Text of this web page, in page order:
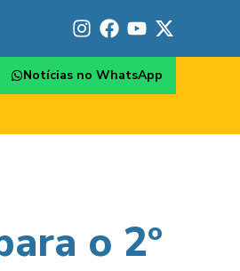
Notícias no WhatsApp
o 2º